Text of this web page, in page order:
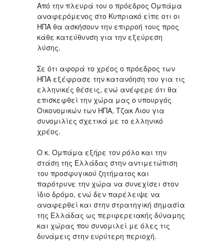
Από την πλευρά του ο πρόεδρος Ομπάμα
αναφερόμενος στο Κυπριακό είπε οτι οι
ΗΠΑ θα ασκήσουν την επιρροή τους προς
κάθε κατεύθυνση για την εξεύρεση
λύσης.
Σε ότι αφορά το χρέος ο πρόεδρος των
ΗΠΑ εξέφρασε την κατανόηση του για τις
ελληνικές θέσεις, ενώ ανέφερε ότι θα
επισκεφθεί την χώρα μας ο υπουργός
Οικονομικών των ΗΠΑ, Τζακ Λιου για
συνομιλίες σχετικά με το ελληνικό
χρέος.
Ο κ. Ομπάμα εξήρε τον ρόλο και την
στάση της Ελλάδας στην αντιμετώπιση
του προσφυγικού ζητήματος και
παρότρυνε την χώρα να συνεχίσει στον
ίδιο δρόμο, ενώ δεν παρέλειψε να
αναφερθεί και στην στρατηγική σημασία
της Ελλάδας ως περιφερειακής δύναμης
και χώρας που συνομιλεί με όλες τις
δυνάμεις στην ευρύτερη περιοχή.